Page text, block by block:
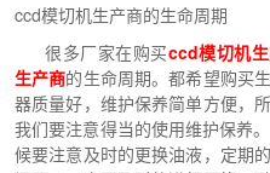
ccd模切机生产商的生命周期
很多厂家在购买ccd模切机
生产商的生命周期。都希望购买
器质量好，维护保养简单方便，
我们要注意得当的使用维护保养
候要注意及时的更换油液，定期